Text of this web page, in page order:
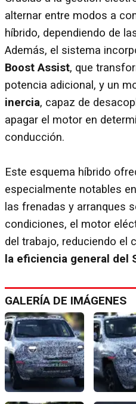
alternar entre modos a
híbrido, dependiendo de
Además, el sistema
Boost Assist, que
potencia adicional, y un
inercia, capaz de
apagar el motor en
conducción.
Este esquema híbrido
especialmente notables
las frenadas y arranques
condiciones, el motor
del trabajo, reduciendo el
la eficiencia general del
GALERÍA DE IMÁGENES